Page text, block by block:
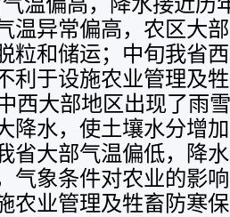
温异常偏高，农区大
粒和储运；中旬我省
利于设施农业管理及
西大部地区出现了雨
降水，使土壤水分增
省大部气温偏低，降
气象条件对农业的影
农业管理及牲畜防寒